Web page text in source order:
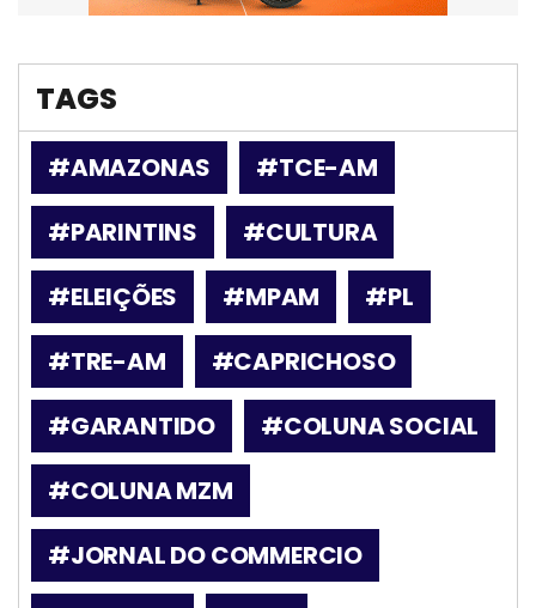
TAGS
#AMAZONAS
#TCE-AM
#PARINTINS
#CULTURA
#ELEIÇÕES
#MPAM
#PL
#TRE-AM
#CAPRICHOSO
#GARANTIDO
#COLUNA SOCIAL
#COLUNA MZM
#JORNAL DO COMMERCIO